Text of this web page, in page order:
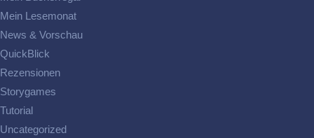
Mein Lesemonat
News & Vorschau
QuickBlick
Rezensionen
Storygames
Tutorial
Uncategorized